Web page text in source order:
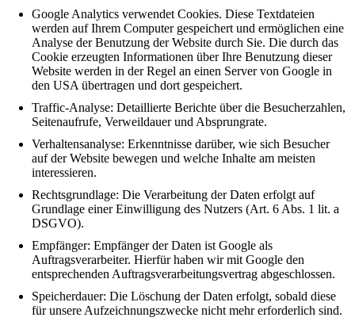
Google Analytics verwendet Cookies. Diese Textdateien
werden auf Ihrem Computer gespeichert und ermöglichen eine
Analyse der Benutzung der Website durch Sie. Die durch das
Cookie erzeugten Informationen über Ihre Benutzung dieser
Website werden in der Regel an einen Server von Google in
den USA übertragen und dort gespeichert.
Traffic-Analyse: Detaillierte Berichte über die Besucherzahlen,
Seitenaufrufe, Verweildauer und Absprungrate.
Verhaltensanalyse: Erkenntnisse darüber, wie sich Besucher
auf der Website bewegen und welche Inhalte am meisten
interessieren.
Rechtsgrundlage: Die Verarbeitung der Daten erfolgt auf
Grundlage einer Einwilligung des Nutzers (Art. 6 Abs. 1 lit. a
DSGVO).
Empfänger: Empfänger der Daten ist Google als
Auftragsverarbeiter. Hierfür haben wir mit Google den
entsprechenden Auftragsverarbeitungsvertrag abgeschlossen.
Speicherdauer: Die Löschung der Daten erfolgt, sobald diese
für unsere Aufzeichnungszwecke nicht mehr erforderlich sind.